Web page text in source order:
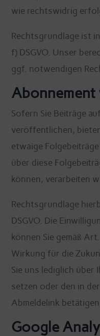
wie rechtswidrig
Rechtsgrundlage ist
f) DSGVO. Unser
ggf. notwendigen
Abonnement
Sofern Sie Beiträge
veröffentlichen,
etwaige
über diese
können, verarbeiten
Rechtsgrundlage
DSGVO. Die
können Sie gemäß
Wirkung für die
Sie uns lediglich über
setzen oder den in
Abmeldelink
Google